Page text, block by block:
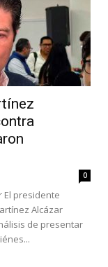
0
El presidente
Alcázar
de presentar